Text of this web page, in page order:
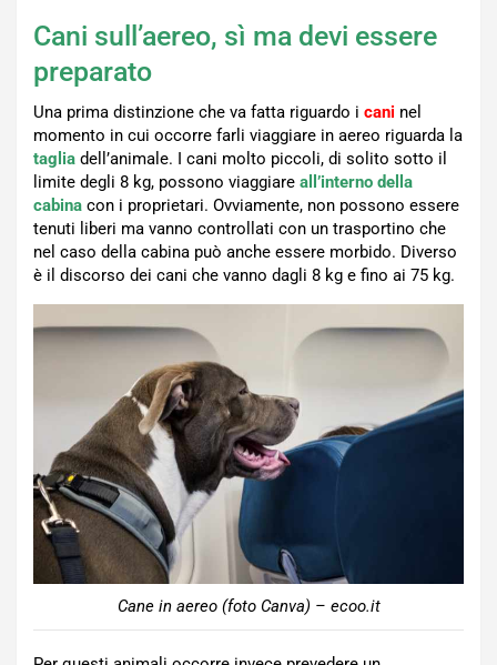
Cani sull’aereo, sì ma devi essere
preparato
Una prima distinzione che va fatta riguardo i cani nel
momento in cui occorre farli viaggiare in aereo riguarda la
taglia dell’animale. I cani molto piccoli, di solito sotto il
limite degli 8 kg, possono viaggiare all’interno della
cabina con i proprietari. Ovviamente, non possono essere
tenuti liberi ma vanno controllati con un trasportino che
nel caso della cabina può anche essere morbido. Diverso
è il discorso dei cani che vanno dagli 8 kg e fino ai 75 kg.
Cane in aereo (foto Canva) – ecoo.it